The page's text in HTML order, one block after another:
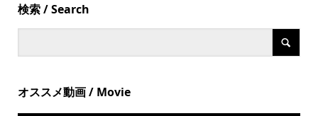
検索 / Search
オススメ動画 / Movie